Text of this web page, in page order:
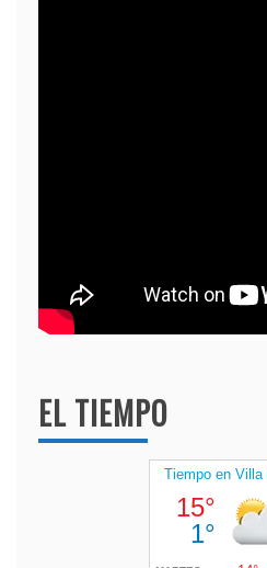
EL TIEMPO